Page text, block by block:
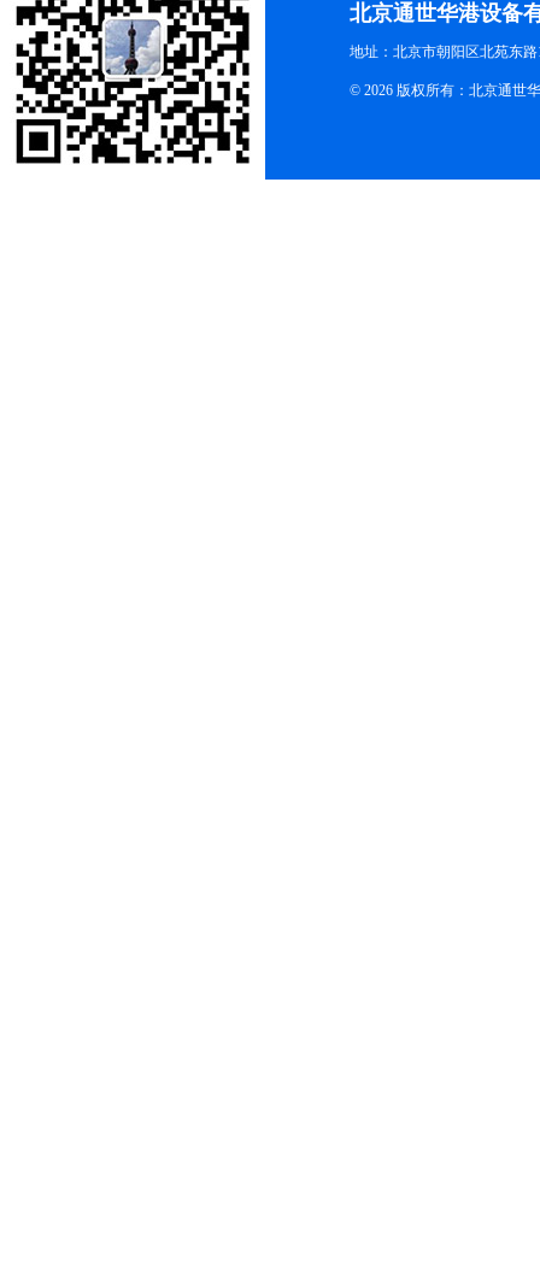
北京通世华港设备
地址：北京市朝阳区北苑东路
© 2026 版权所有：北京通世